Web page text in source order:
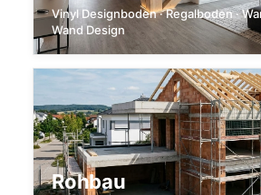
Vinyl Designboden · Regalboden ·
Wand Design
Rohbau